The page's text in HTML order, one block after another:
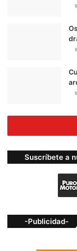
Suscríbete a
-Publicidad-